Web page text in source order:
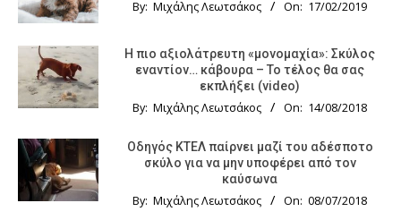
By: Μιχάλης Λεωτσάκος On: 17/02/2019
Η πιο αξιολάτρευτη «μονομαχία»: Σκύλος
εναντίον… κάβουρα – Το τέλος θα σας
εκπλήξει (video)
By: Μιχάλης Λεωτσάκος On: 14/08/2018
Οδηγός KTΕΛ παίρνει μαζί του αδέσποτο
σκύλο για να μην υποφέρει από τον
καύσωνα
By: Μιχάλης Λεωτσάκος On: 08/07/2018